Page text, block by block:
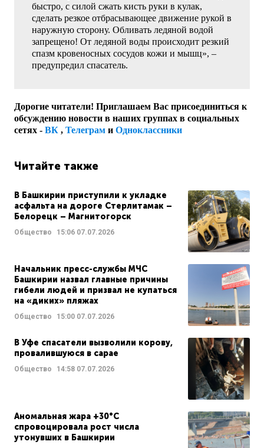
быстро, с силой сжать кисть руки в кулак,
сделать резкое отбрасывающее движение рукой в
наружную сторону. Обливать ледяной водой
запрещено! От ледяной воды происходит резкий
спазм кровеносных сосудов кожи и мышц», –
предупредил спасатель.
Дорогие читатели! Приглашаем Вас присоединиться к
обсуждению новости в наших группах в социальных
сетях - ВК , Телеграм и Одноклассники
Читайте также
В Башкирии приступили к укладке
асфальта на дороге Стерлитамак –
Белорецк – Магнитогорск
Общество 15:06 07.07.2026
Начальник пресс-службы МЧС
Башкирии назвал главные причины
гибели людей и призвал не купаться
на «диких» пляжах
Общество 15:00 07.07.2026
В Уфе спасатели вызволили корову,
провалившуюся в сарае
Общество 14:58 07.07.2026
Аномальная жара +30°C
спровоцировала рост числа
утонувших в Башкирии